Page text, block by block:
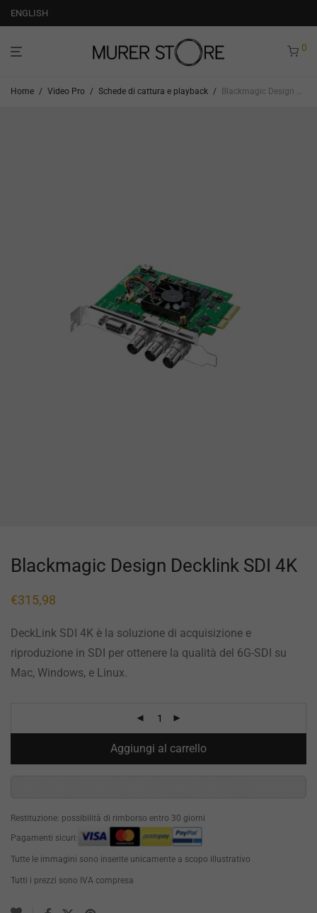
ENGLISH
0
Home / Video Pro / Schede di cattura e playback / Blackmagic Design Decklink SDI 4K
Blackmagic Design Decklink SDI 4K
€315,98
DeckLink SDI 4K è la soluzione di acquisizione e
riproduzione in SDI per ottenere la qualità del 6G-SDI su
Mac, Windows, e Linux.
Aggiungi al carrello
Restituzione: possibilità di rimborso entro 30 giorni
Pagamenti sicuri:
Tutte le immagini sono inserite unicamente a scopo illustrativo
Tutti i prezzi sono IVA compresa